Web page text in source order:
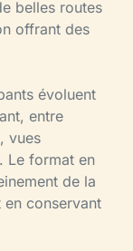
belles routes
offrant des
évoluent
entre
vues
Le format en
de la
conservant